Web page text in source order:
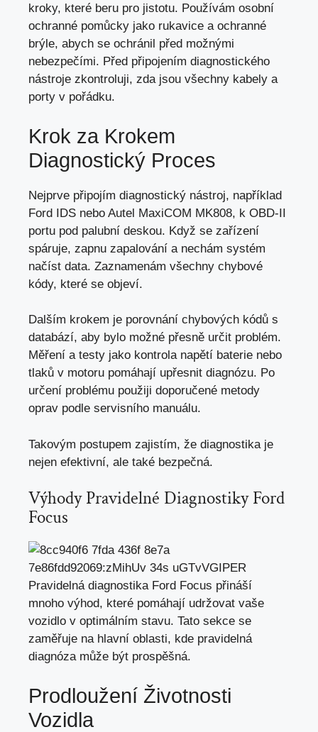
kroky, které beru pro jistotu. Používám osobní
ochranné pomůcky jako rukavice a ochranné
brýle, abych se ochránil před možnými
nebezpečími. Před připojením diagnostického
nástroje zkontroluji, zda jsou všechny kabely a
porty v pořádku.
Krok za Krokem
Diagnostický Proces
Nejprve připojím diagnostický nástroj, například
Ford IDS nebo Autel MaxiCOM MK808, k OBD-II
portu pod palubní deskou. Když se zařízení
spáruje, zapnu zapalování a nechám systém
načíst data. Zaznamenám všechny chybové
kódy, které se objeví.
Dalším krokem je porovnání chybových kódů s
databází, aby bylo možné přesně určit problém.
Měření a testy jako kontrola napětí baterie nebo
tlaků v motoru pomáhají upřesnit diagnózu. Po
určení problému použiji doporučené metody
oprav podle servisního manuálu.
Takovým postupem zajistím, že diagnostika je
nejen efektivní, ale také bezpečná.
Výhody Pravidelné Diagnostiky Ford
Focus
Pravidelná diagnostika Ford Focus přináší
mnoho výhod, které pomáhají udržovat vaše
vozidlo v optimálním stavu. Tato sekce se
zaměřuje na hlavní oblasti, kde pravidelná
diagnóza může být prospěšná.
Prodloužení Životnosti
Vozidla